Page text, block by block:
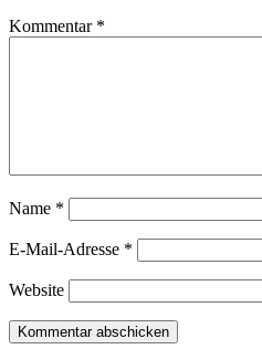
Kommentar *
Name *
E-Mail-Adresse *
Website